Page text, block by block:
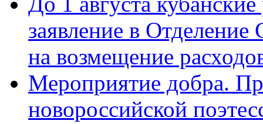
заявление в
на возмещение
Мероприятие добра.
новороссийской